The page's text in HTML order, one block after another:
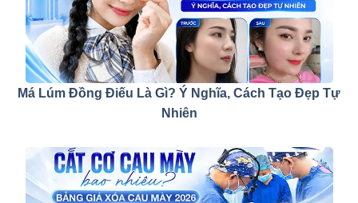
Má Lúm Đồng Điếu Là Gì? Ý Nghĩa, Cách Tạo Đẹp Tự
Nhiên